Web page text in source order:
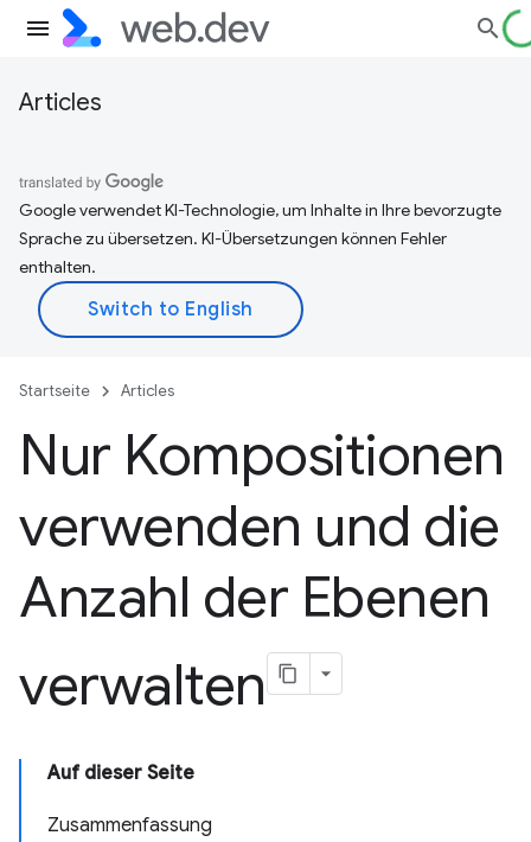
Articles
Google verwendet KI-Technologie, um Inhalte in Ihre bevorzugte
Sprache zu übersetzen. KI-Übersetzungen können Fehler
enthalten.
Startseite Articles
Nur Kompositionen
verwenden und die
Anzahl der Ebenen
verwalten
Auf dieser Seite
Zusammenfassung